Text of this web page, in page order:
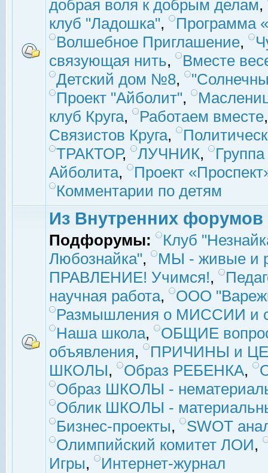
добрая воля к добрым делам,
клуб "Ладошка",
Программа
Волшебное Приглашение,
связующая нить,
Вместе
Детский дом №8,
Проект "Айболит",
клуб Круга, Работаем вместе
Связистов Круга,
ТРАКТОР, ЛУЧНИК,
Айболита,
Проект
Комментарии по детям
Из Внутренних форумов
Подфорумы:
Клуб
Любознайка",
МЫ - живые и
ПРАВЛЕНИЕ! Учимся!,
научная работа,
ООО
Размышления о МИССИИ и
Наша школа,
ОБЩИЕ
объявления,
ПРИЧИНЫ и
ШКОЛЫ, Образ РЕБЕНКА,
Образ ШКОЛЫ -
Облик ШКОЛЫ -
Бизнес-проекты,
SWOT
Олимпийский комитет ЛОИ,
Игры, Интернет-журнал